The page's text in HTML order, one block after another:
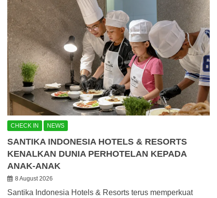
CHECK IN NEWS
SANTIKA INDONESIA HOTELS & RESORTS
KENALKAN DUNIA PERHOTELAN KEPADA
ANAK-ANAK
8 August 2026
Santika Indonesia Hotels & Resorts terus memperkuat